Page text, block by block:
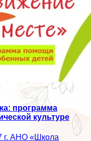
программа
культуре
г. АНО «Школа